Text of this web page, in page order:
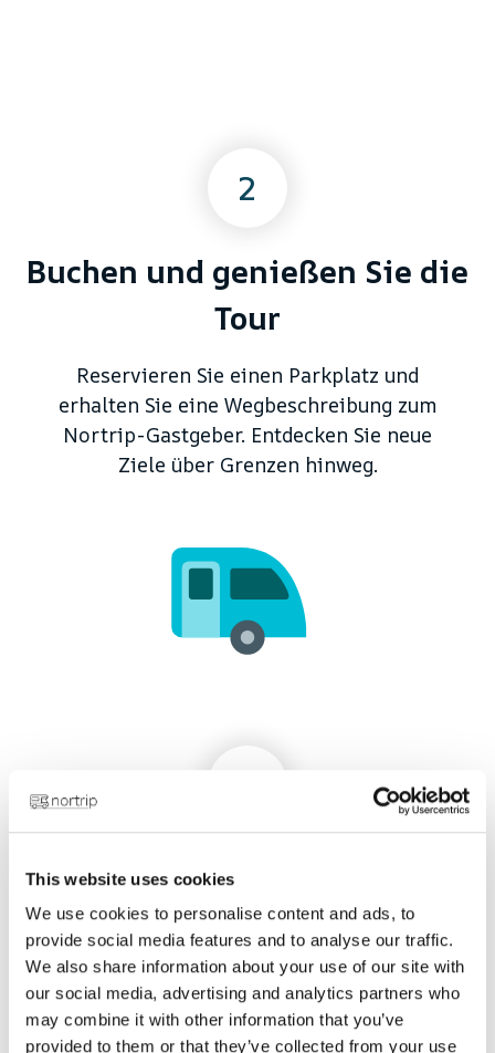
This website uses cookies
We use cookies to personalise content and ads, to
provide social media features and to analyse our traffic.
We also share information about your use of our site with
our social media, advertising and analytics partners who
may combine it with other information that you’ve
provided to them or that they’ve collected from your use
2
Buchen und genießen Sie die
Tour
Reservieren Sie einen Parkplatz und
erhalten Sie eine Wegbeschreibung zum
Nortrip-Gastgeber. Entdecken Sie neue
Ziele über Grenzen hinweg.
Ankunft beim Gastgeber
Genieße tolle Erlebnisse mit deinem
Gastgeber und übernachte kostenlos im
Park! Entdecke die lokale Kultur, das Essen
und die Natur in Norwegen und Schweden.